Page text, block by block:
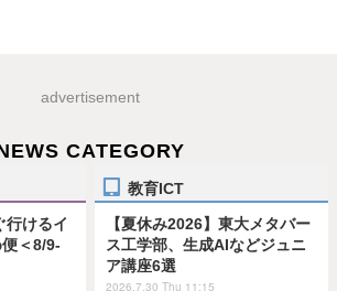
advertisement
CATEGORY
行けるイ
＜8/9-
教育ICT
【夏休み2026】東大メタバー
ス工学部、生成AIなどジュニ
ア講座6選
2026.7.30 Thu 11:15